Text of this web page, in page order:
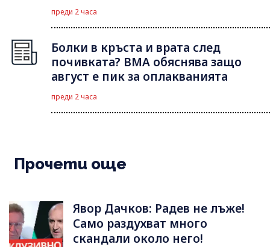
преди 2 часа
Болки в кръста и врата след
почивката? ВМА обяснява защо
август е пик за оплакванията
преди 2 часа
Прочети още
Явор Дачков: Радев не лъже!
Само раздухват много
скандали около него!